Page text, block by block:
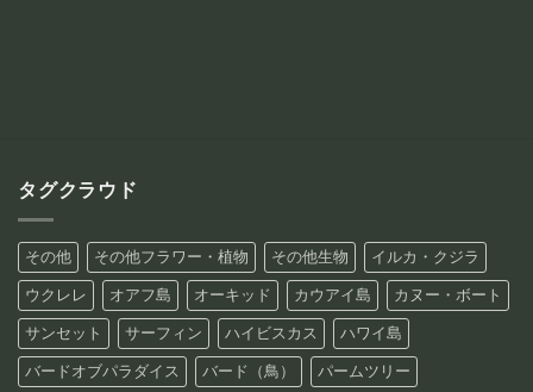
タグクラウド
その他 その他フラワー・植物 その他生物 イルカ・クジラ
ウクレレ オアフ島 オーキッド カウアイ島 カヌー・ボート
サンセット サーフィン ハイビスカス ハワイ島
バードオブパラダイス バード（鳥） パームツリー